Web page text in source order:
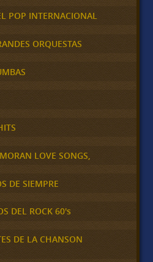
POP INTERNACIONAL
ORQUESTAS
LOVE SONGS,
DE SIEMPRE
DEL ROCK 60's
DE LA CHANSON